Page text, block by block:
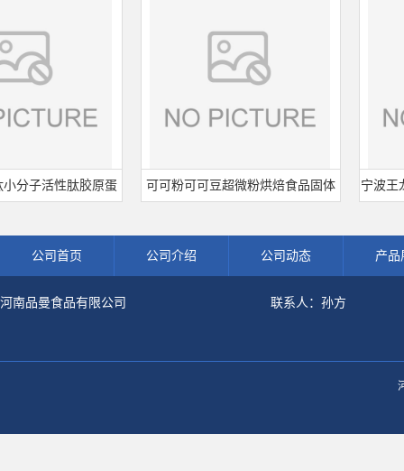
子活性肽胶原蛋 可可粉可可豆超微粉烘焙食品固体 宁波王龙
公司首页 公司介绍 公司动态 产品
河南品曼食品有限公司 联系人：孙方